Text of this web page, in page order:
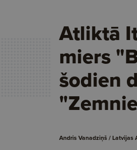
Atliktā
miers
šodien
Andris Vanadziņš / Latvijas